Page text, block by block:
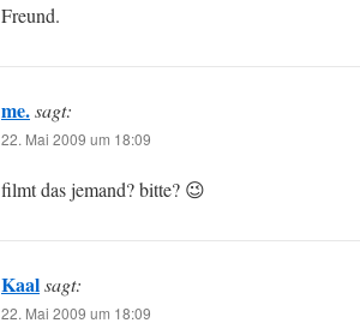
Freund.
me.sagt:
22. Mai 2009 um 18:09
filmt das jemand? bitte? 😉
Kaalsagt:
22. Mai 2009 um 18:09